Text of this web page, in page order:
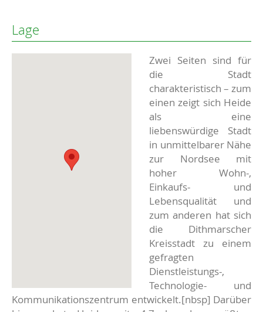
Lage
Zwei Seiten sind für
die Stadt
charakteristisch – zum
einen zeigt sich Heide
als eine
liebenswürdige Stadt
in unmittelbarer Nähe
zur Nordsee mit
hoher Wohn-,
Einkaufs- und
Lebensqualität und
zum anderen hat sich
die Dithmarscher
Kreisstadt zu einem
gefragten
Dienstleistungs-,
Technologie- und
Kommunikationszentrum entwickelt.[nbsp] Darüber